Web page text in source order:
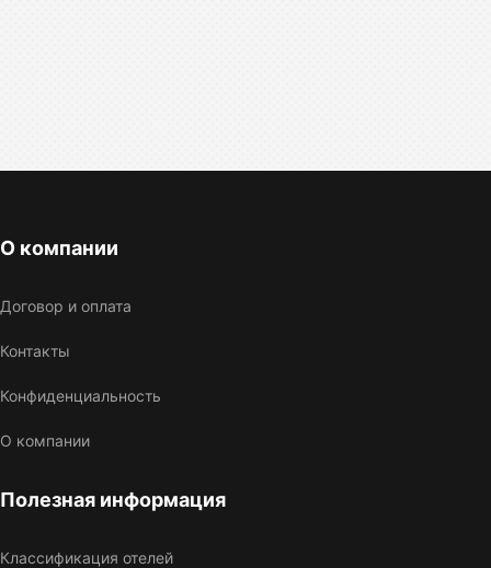
О компании
Договор и оплата
Контакты
Конфиденциальность
О компании
Полезная информация
Классификация отелей